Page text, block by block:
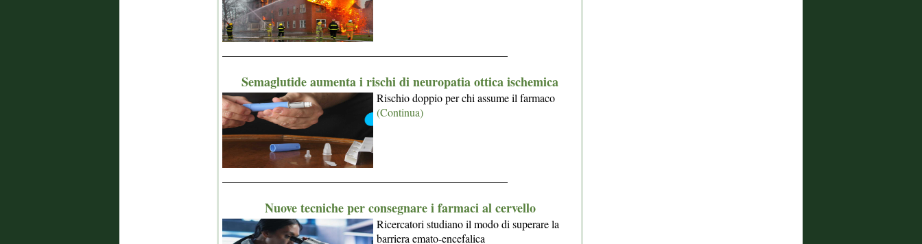
Semaglutide aumenta i rischi di neuropatia ottica ischemica
Rischio doppio per chi assume il farmaco
(Continua)
Nuove tecniche per consegnare i farmaci al cervello
Ricercatori studiano il modo di superare la
barriera emato-encefalica